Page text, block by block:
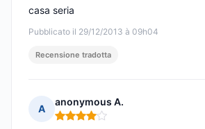
Pubblicato il 29/12/2013 à 09h04
casa seria
Recensione tradotta
A
anonymous A.
Nota: 4 su 5